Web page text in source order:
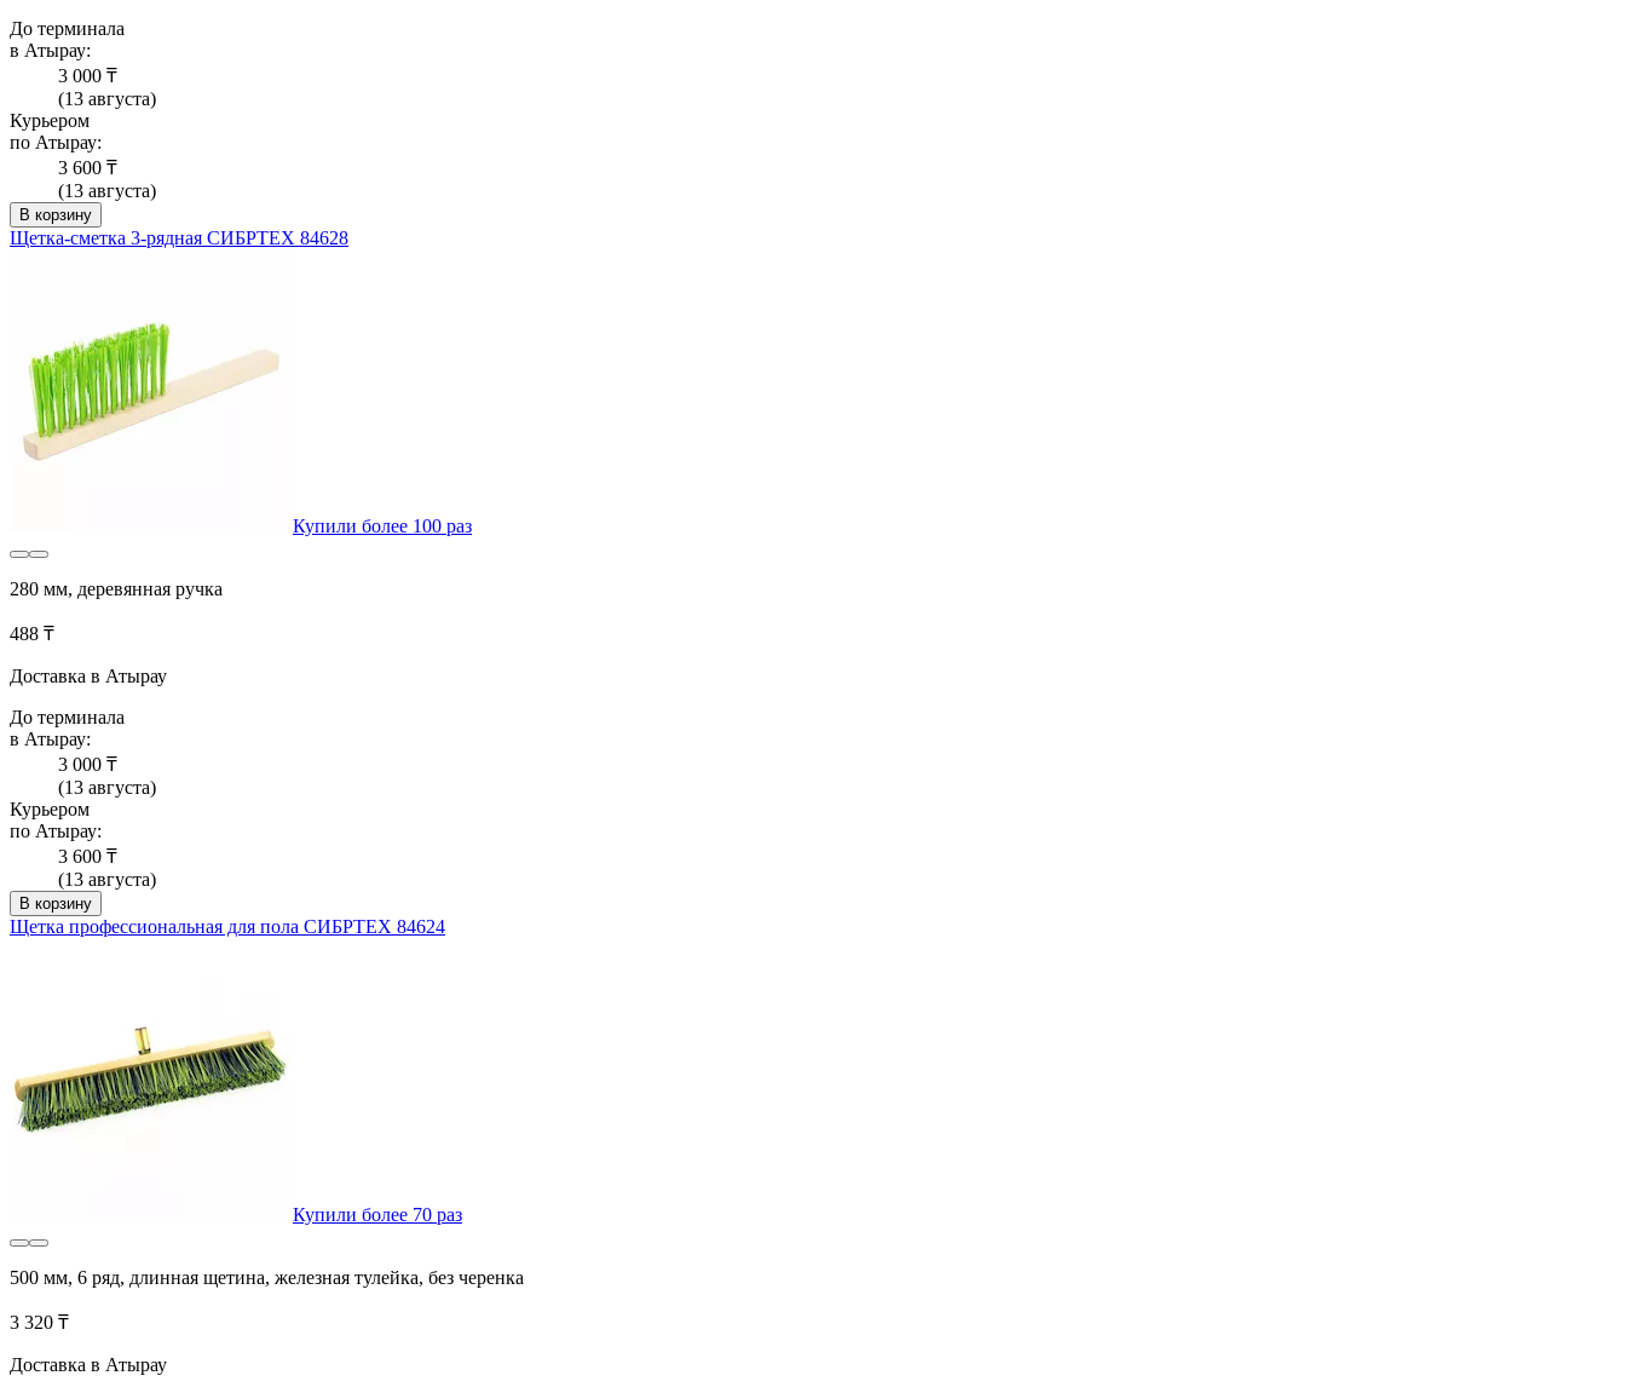
До терминала
в Атырау:
3 000 ₸
(13 августа)
Курьером
по Атырау:
3 600 ₸
(13 августа)
В корзину
Щетка-сметка 3-рядная СИБРТЕХ 84628
Купили более 100 раз
280 мм, деревянная ручка
488 ₸
Доставка в Атырау
До терминала
в Атырау:
3 000 ₸
(13 августа)
Курьером
по Атырау:
3 600 ₸
(13 августа)
В корзину
Щетка профессиональная для пола СИБРТЕХ 84624
Купили более 70 раз
500 мм, 6 ряд, длинная щетина, железная тулейка, без черенка
3 320 ₸
Доставка в Атырау